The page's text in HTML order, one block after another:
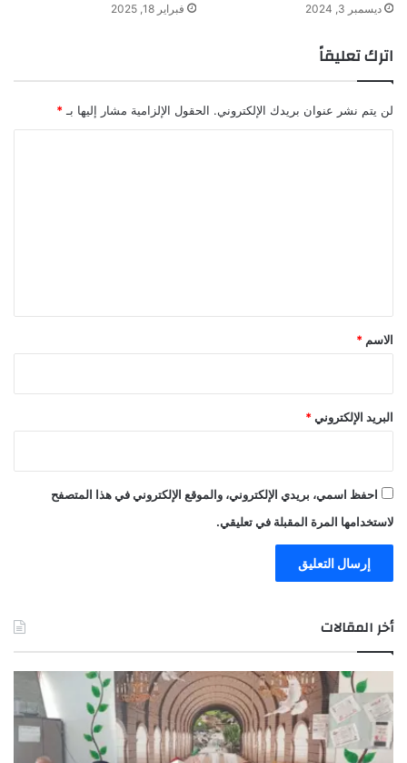
ديسمبر 3, 2024 فبراير 18, 2025
اترك تعليقاً
لن يتم نشر عنوان بريدك الإلكتروني. الحقول الإلزامية مشار إليها بـ *
*
الاسم *
البريد الإلكتروني *
احفظ اسمي، بريدي الإلكتروني، والموقع الإلكتروني في هذا المتصفح
لاستخدامها المرة المقبلة في تعليقي.
أخر المقالات